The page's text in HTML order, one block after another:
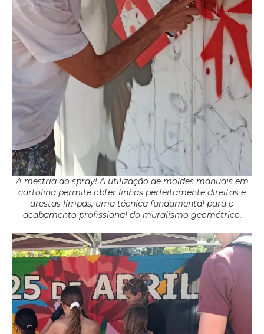
A mestria do spray! A utilização de moldes manuais em
cartolina permite obter linhas perfeitamente direitas e
arestas limpas, uma técnica fundamental para o
acabamento profissional do muralismo geométrico.